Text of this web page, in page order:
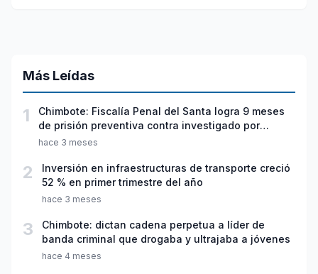
Más Leídas
1
Chimbote: Fiscalía Penal del Santa logra 9 meses
de prisión preventiva contra investigado por
violación sexual y tentativa de feminicidio
hace 3 meses
2
Inversión en infraestructuras de transporte creció
52 % en primer trimestre del año
hace 3 meses
3
Chimbote: dictan cadena perpetua a líder de
banda criminal que drogaba y ultrajaba a jóvenes
hace 4 meses